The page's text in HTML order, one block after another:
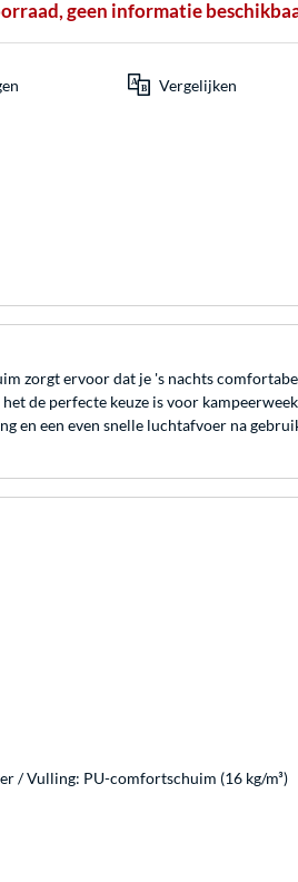
geen informatie
Vergelijken
zorgt ervoor dat je 's nachts
de perfecte keuze is voor
en een even snelle luchtafvoer na
/ Vulling: PU-comfortschuim (16 kg/m³)